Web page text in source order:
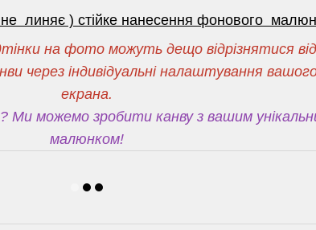
линяє ) стійке нанесення фонового
на фото можуть дещо відрізнятися від
через індивідуальні налаштування
екрана.
Ми можемо зробити канву з вашим
малюнком!